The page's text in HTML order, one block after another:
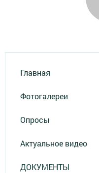
Главная
Фотогалереи
Опросы
Актуальное видео
ДОКУМЕНТЫ